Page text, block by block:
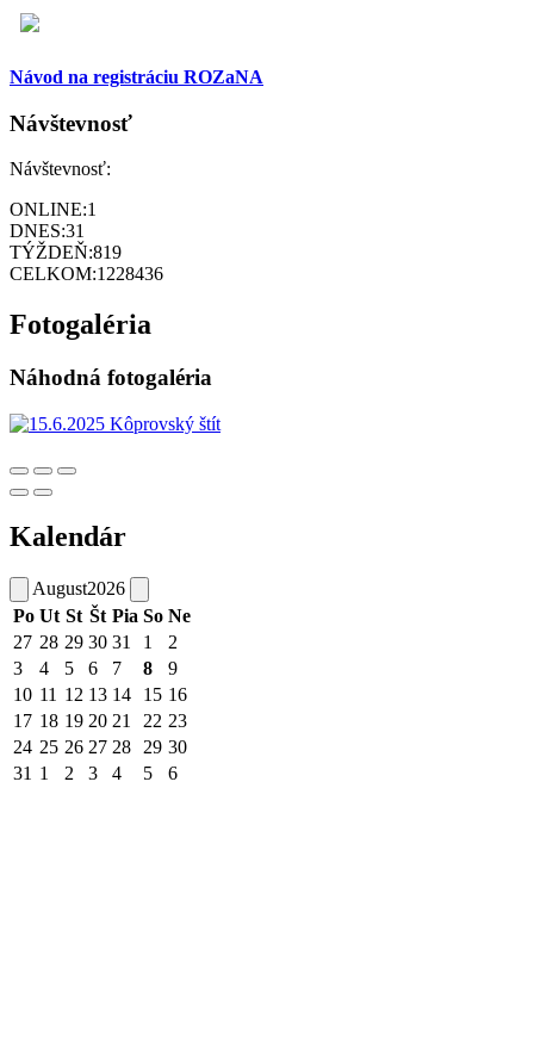
Návod na registráciu ROZaNA
Návštevnosť
Návštevnosť:
ONLINE:1
DNES:31
TÝŽDEŇ:819
CELKOM:1228436
Fotogaléria
Náhodná fotogaléria
Kalendár
August2026
Po Ut St Št Pia So Ne
27 28 29 30 31 1
2
3
4 5 6 7 8
9
10 11 12 13 14 15 16
17 18 19 20 21 22 23
24 25 26 27 28 29 30
31 1 2 3 4 5 6